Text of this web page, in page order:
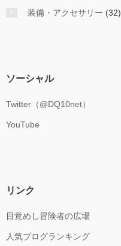
装備・アクセサリー (32)
ソーシャル
Twitter（@DQ10net）
YouTube
リンク
目覚めし冒険者の広場
人気ブログランキング